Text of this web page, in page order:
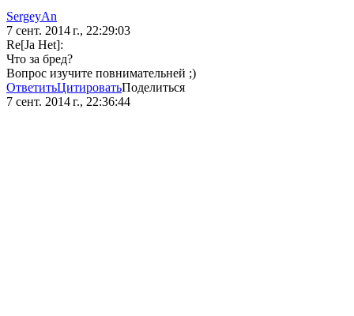
SergeyAn
7 сент. 2014 г., 22:29:03
Re[Ja Het]:
Что за бред?
Вопрос изучите повнимательней ;)
ОтветитьЦитироватьПоделиться
7 сент. 2014 г., 22:36:44